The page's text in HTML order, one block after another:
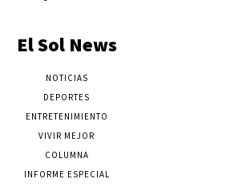
El Sol News
NOTICIAS
DEPORTES
ENTRETENIMIENTO
VIVIR MEJOR
COLUMNA
INFORME ESPECIAL